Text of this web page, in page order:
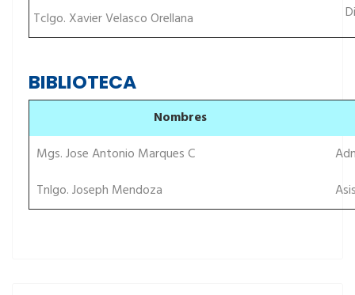
Tclgo. Xavier Velasco Orellana
BIBLIOTECA
Nombres
Mgs. Jose Antonio Marques C
Tnlgo. Joseph Mendoza